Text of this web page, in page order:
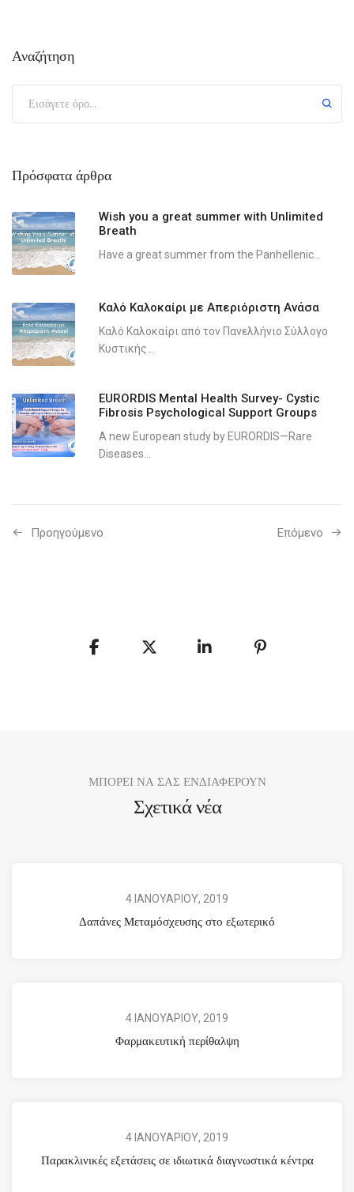
Αναζήτηση
Πρόσφατα άρθρα
Wish you a great summer with Unlimited
Breath
Have a great summer from the Panhellenic...
Καλό Καλοκαίρι με Απεριόριστη Ανάσα
Καλό Καλοκαίρι από τον Πανελλήνιο Σύλλογο
Κυστικής...
EURORDIS Mental Health Survey- Cystic
Fibrosis Psychological Support Groups
A new European study by EURORDIS—Rare
Diseases...
Προηγούμενo Επόμενο
ΜΠΟΡΕΙ ΝΑ ΣΑΣ ΕΝΔΙΑΦΕΡΟΥΝ
Σχετικά νέα
4 ΙΑΝΟΥΑΡΙΟΥ, 2019
Δαπάνες Μεταμόσχευσης στο εξωτερικό
4 ΙΑΝΟΥΑΡΙΟΥ, 2019
Φαρμακευτική περίθαλψη
4 ΙΑΝΟΥΑΡΙΟΥ, 2019
Παρακλινικές εξετάσεις σε ιδιωτικά διαγνωστικά κέντρα